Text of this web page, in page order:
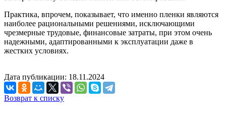
Практика, впрочем, показывает, что именно пленки являются
наиболее рациональными решениями, исключающими
чрезмерные трудовые, финансовые затраты, при этом очень
надежными, адаптированными к эксплуатации даже в
жестких условиях.
Дата публикации: 18.11.2024
Возврат к списку